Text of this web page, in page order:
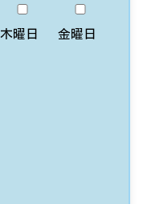
木曜日 金曜日